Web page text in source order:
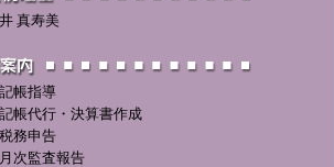
真寿美
帳指導
帳代行・決算書作成
務申告
次監査報告